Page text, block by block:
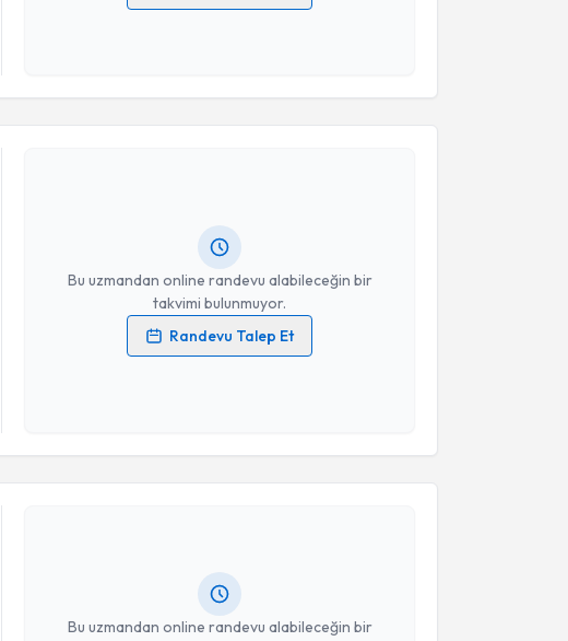
Kişisel verilerimin işlenmesine ilişkinAydınlatma Metni
Takvim Talebini Gönder
Bu uzmandan online randevu alabileceğin bir
takvimi bulunmuyor.
Randevu Talep Et
Kişisel verilerimin işlenmesine ilişkinAydınlatma Metni
Bu uzmandan online randevu alabileceğin bir
Randevu Takvimi Talebi
Prof. Dr. İrfan Koca